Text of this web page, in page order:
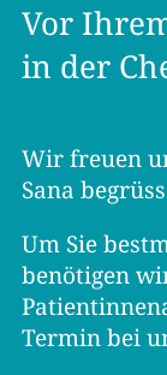
Vor
in der
Wir freuen
Sana
Um Sie
benötigen
Termin bei